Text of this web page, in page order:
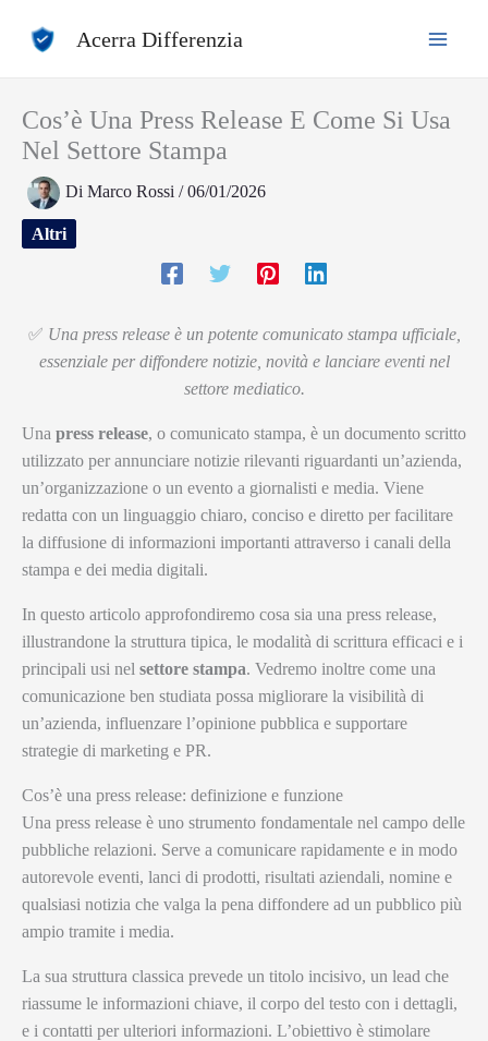
Acerra Differenzia
Cos’è Una Press Release E Come Si Usa
Nel Settore Stampa
Di Marco Rossi /06/01/2026
Altri
✅ Una press release è un potente comunicato stampa ufficiale,
essenziale per diffondere notizie, novità e lanciare eventi nel
settore mediatico.
Una press release, o comunicato stampa, è un documento scritto
utilizzato per annunciare notizie rilevanti riguardanti un’azienda,
un’organizzazione o un evento a giornalisti e media. Viene
redatta con un linguaggio chiaro, conciso e diretto per facilitare
la diffusione di informazioni importanti attraverso i canali della
stampa e dei media digitali.
In questo articolo approfondiremo cosa sia una press release,
illustrandone la struttura tipica, le modalità di scrittura efficaci e i
principali usi nel settore stampa. Vedremo inoltre come una
comunicazione ben studiata possa migliorare la visibilità di
un’azienda, influenzare l’opinione pubblica e supportare
strategie di marketing e PR.
Cos’è una press release: definizione e funzione
Una press release è uno strumento fondamentale nel campo delle
pubbliche relazioni. Serve a comunicare rapidamente e in modo
autorevole eventi, lanci di prodotti, risultati aziendali, nomine e
qualsiasi notizia che valga la pena diffondere ad un pubblico più
ampio tramite i media.
La sua struttura classica prevede un titolo incisivo, un lead che
riassume le informazioni chiave, il corpo del testo con i dettagli,
e i contatti per ulteriori informazioni. L’obiettivo è stimolare